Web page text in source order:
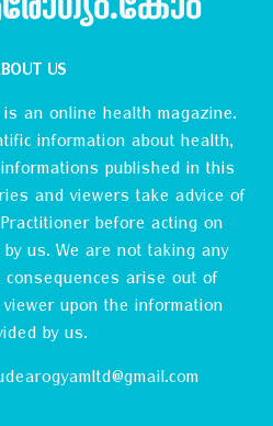
US
is an online health magazine.
information about health,
published in this
and viewers take advice of
before acting on
us. We are not taking any
arise out of
upon the information
by us.